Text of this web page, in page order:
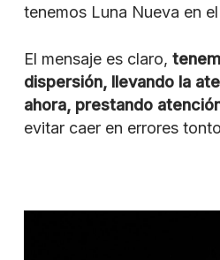
tenemos Luna Nueva en
El mensaje es claro,
dispersión, llevando la
ahora, prestando
evitar caer en errores